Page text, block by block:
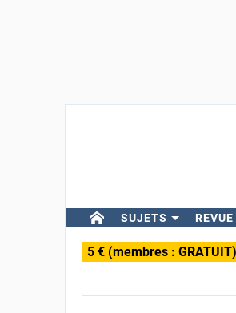
SUJETS REVUE
5 € (membres : GRATUIT)